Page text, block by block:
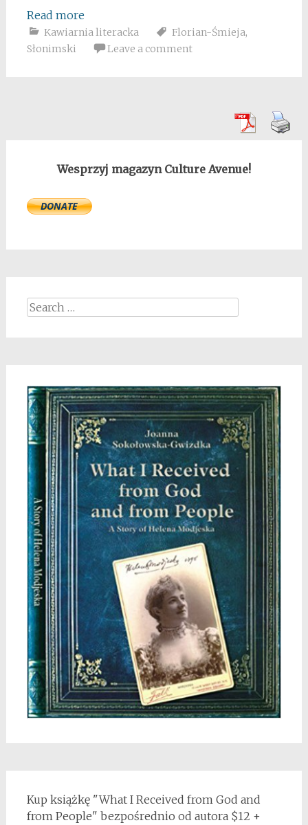
Read more
Kawiarnia literacka Florian-Śmieja,
Słonimski
Leave a comment
Wesprzyj magazyn Culture Avenue!
Search
for:
Kup książkę "What I Received from God and
from People" bezpośrednio od autora $12 +